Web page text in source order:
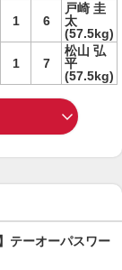
1 6
戸崎 圭
太
(57.5kg)
1 7
松山 弘
平
(57.5kg)
テーオーパスワー